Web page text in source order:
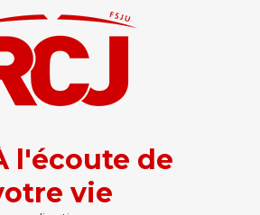
l'écoute de
vie